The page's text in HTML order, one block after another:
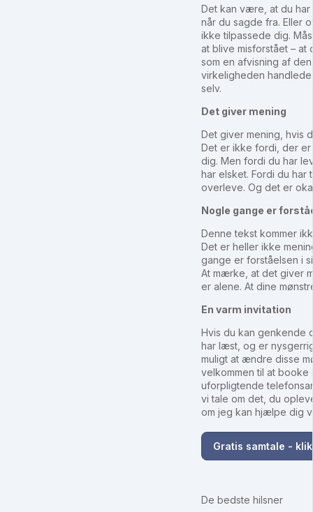
Det kan være, at du
når du sagde fra. Eller
ikke tilpassede dig.
at blive misforstået – at
som en afvisning af
virkeligheden
selv.
Det giver mening
Det giver mening, hvis
Det er ikke fordi, der
dig. Men fordi du har
har elsket. Fordi du har
overleve. Og det er
Nogle gange er
Denne tekst kommer
Det er heller ikke
gange er forståelsen i
At mærke, at det giver
er alene. At dine
En varm invitation
Hvis du kan genkende
har læst, og er
muligt at ændre disse
velkommen til at booke
uforpligtende
vi tale om det, du
om jeg kan hjælpe dig
Gratis samtale -
De bedste hilsner